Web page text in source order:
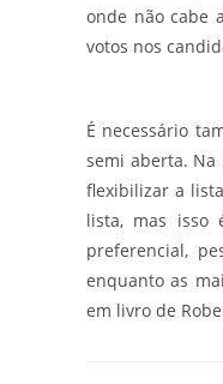
onde não cabe
votos nos
É necessário
semi aberta. Na
flexibilizar a
lista, mas isso
preferencial,
enquanto as
em livro de